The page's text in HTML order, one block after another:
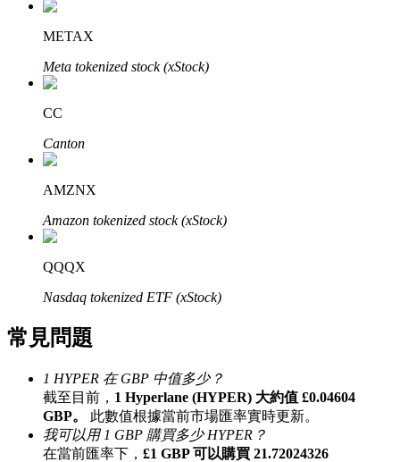
合夥人計劃
METAX
Meta tokenized stock (xStock)
CC
Canton
AMZNX
Amazon tokenized stock (xStock)
QQQX
Nasdaq tokenized ETF (xStock)
常見問題
1 HYPER 在 GBP 中值多少？
截至目前， 1 Hyperlane (HYPER) 大約值 £0.04604
GBP。
此數值根據當前市場匯率實時更新。
我可以用 1 GBP 購買多少 HYPER？
在當前匯率下， £1 GBP 可以購買 21.72024326